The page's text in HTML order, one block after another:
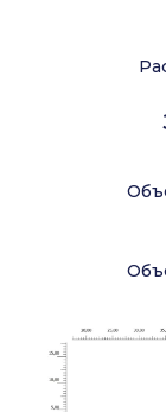
*Финальная
Мы
Если вам
и сроков